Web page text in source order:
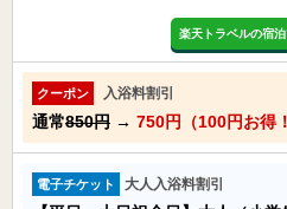
楽天トラベルの宿
クーポン 入浴料割引
通常850円 → 750円（100円お得
電子チケット 大人入浴料割引